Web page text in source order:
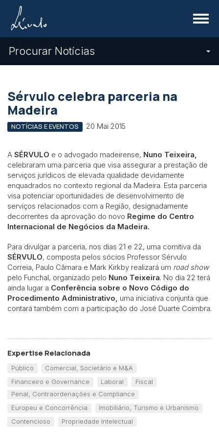
Menu
Procurar Notícias
Sérvulo celebra parceria na
Madeira
NOTÍCIAS E EVENTOS 20 Mai 2015
A SÉRVULO e o advogado madeirense, Nuno Teixeira,
celebraram uma parceria que visa assegurar a prestação de
serviços jurídicos de elevada qualidade devidamente
enquadrados no contexto regional da Madeira. Esta parceria
visa potenciar oportunidades de desenvolvimento de
serviços relacionados com a Região, designadamente
decorrentes da aprovação do novo Regime do Centro
Internacional de Negócios da Madeira.
Para divulgar a parceria, nos dias 21 e 22, uma comitiva da
SÉRVULO, composta pelos sócios Professor Sérvulo
Correia, Paulo Câmara e Mark Kirkby realizará um road show
pelo Funchal, organizado pelo Nuno Teixeira. No dia 22 terá
ainda lugar a Conferência sobre o Novo Código do
Procedimento Administrativo, uma iniciativa conjunta que
contará também com a participação do José Duarte Coimbra.
Expertise Relacionada
Público
Comercial, Societário e M&A
Financeiro e Governance
Laboral
Fiscal
Penal, Contraordenações e Compliance
Europeu e Concorrência
Imobiliário, Turismo e Urbanismo
Contencioso
Propriedade Intelectual